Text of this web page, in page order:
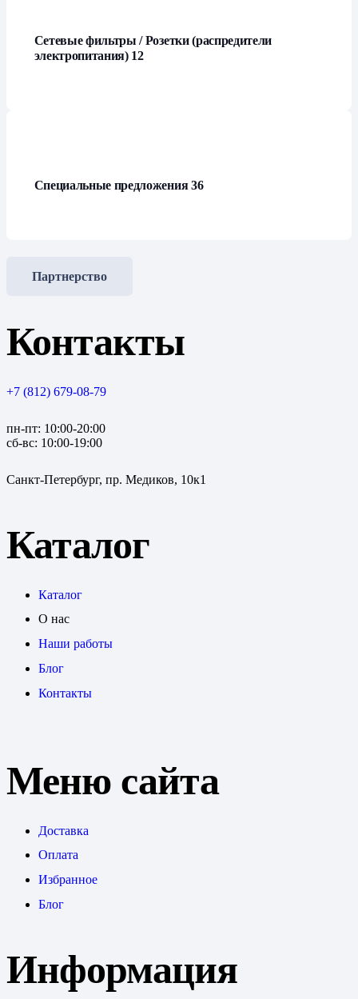
Сетевые фильтры / Розетки (распредители
электропитания) 12
Специальные предложения36
Партнерство
Контакты
+7 (812) 679-08-79
пн-пт: 10:00-20:00
сб-вс: 10:00-19:00
Санкт-Петербург, пр. Медиков, 10к1
Каталог
Каталог
О нас
Наши работы
Блог
Контакты
Меню сайта
Доставка
Оплата
Избранное
Блог
Информация